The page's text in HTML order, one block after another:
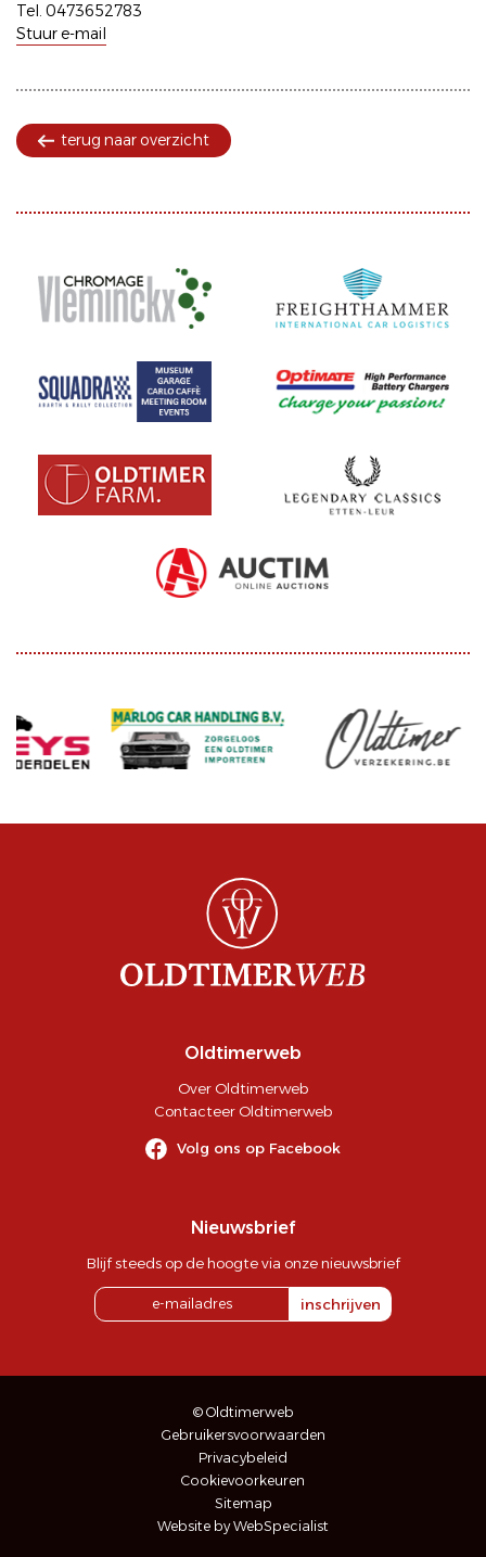
Tel. 0473652783
Stuur e-mail
terug naar overzicht
Oldtimerweb
Over Oldtimerweb
Contacteer Oldtimerweb
Volg ons op Facebook
Nieuwsbrief
Blijf steeds op de hoogte via onze nieuwsbrief
inschrijven
© Oldtimerweb
Gebruikersvoorwaarden
Privacybeleid
Cookievoorkeuren
Sitemap
Website by WebSpecialist